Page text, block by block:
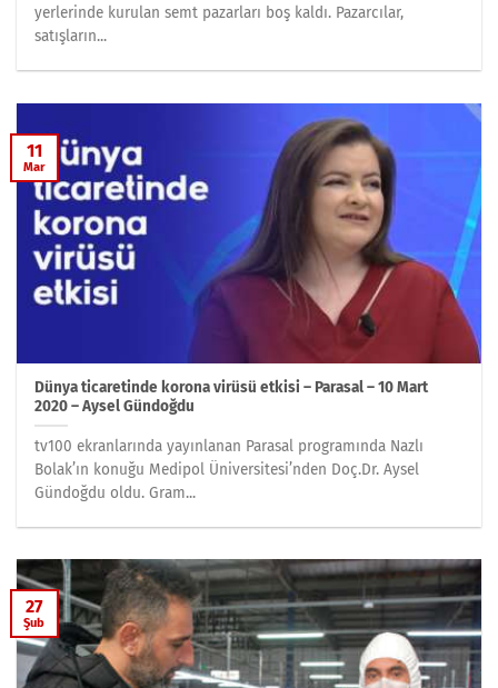
yerlerinde kurulan semt pazarları boş kaldı. Pazarcılar,
satışların...
Dünya ticaretinde korona virüsü etkisi – Parasal – 10 Mart
2020 – Aysel Gündoğdu
tv100 ekranlarında yayınlanan Parasal programında Nazlı
Bolak’ın konuğu Medipol Üniversitesi’nden Doç.Dr. Aysel
Gündoğdu oldu. Gram...
11
Mar
27
Şub